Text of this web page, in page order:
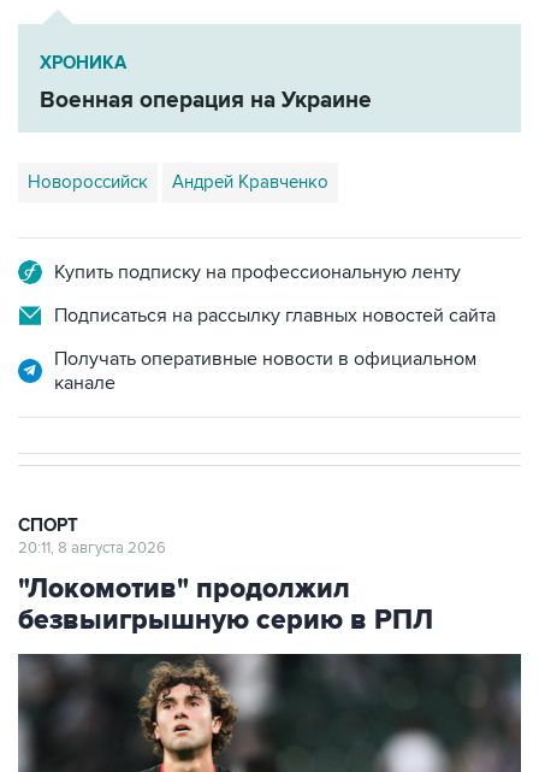
ХРОНИКА
Военная операция на Украине
Новороссийск Андрей Кравченко
Купить подписку на профессиональную ленту
Подписаться на рассылку главных новостей сайта
Получать оперативные новости в официальном
канале
СПОРТ
20:11, 8 августа 2026
"Локомотив" продолжил
безвыигрышную серию в РПЛ